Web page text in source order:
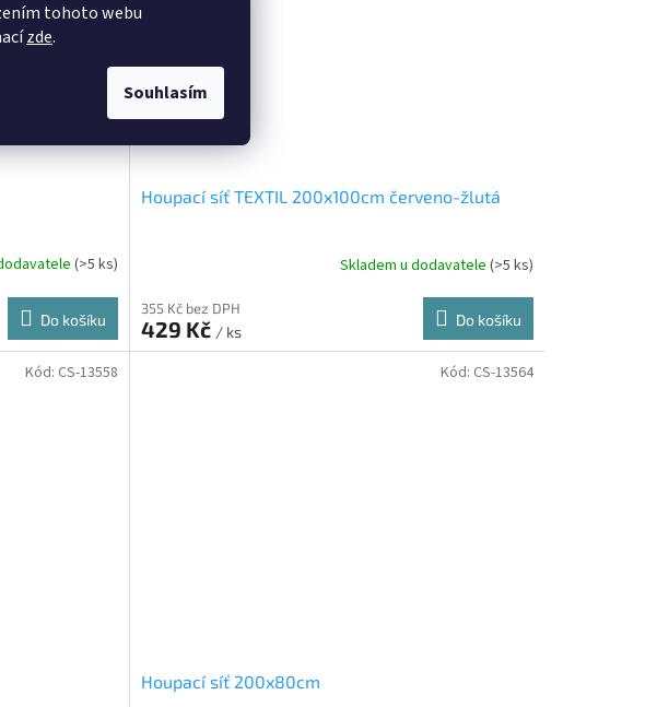
tohoto webu
zde.
Souhlasím
(>5 ks)
Do košíku
Houpací síť TEXTIL 200x100cm červeno-žlutá
Skladem u dodavatele (>5 ks)
355 Kč bez DPH
429 Kč / ks
Do košíku
Kód: CS-13558
Houpací síť 200x80cm
Kód: CS-13564